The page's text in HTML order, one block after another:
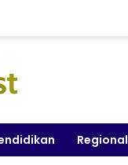
Regional